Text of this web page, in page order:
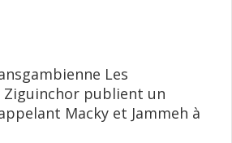
Les
publient un
Macky et Jammeh à